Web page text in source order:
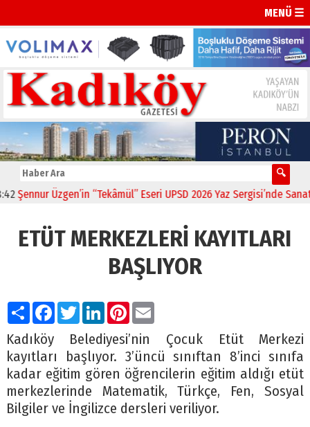
MENÜ ☰
Üzgen’in “Tekâmül” Eseri UPSD 2026 Yaz Sergisi’nde
ETÜT MERKEZLERİ KAYITLARI
BAŞLIYOR
PaylaşFacebook
TwitterLinkedIn
Pinterest
Email
Kadıköy Belediyesi’nin Çocuk Etüt Merkezi
kayıtları başlıyor. 3’üncü sınıftan 8’inci sınıfa
kadar eğitim gören öğrencilerin eğitim aldığı etüt
merkezlerinde Matematik, Türkçe, Fen, Sosyal
Bilgiler ve İngilizce dersleri veriliyor.